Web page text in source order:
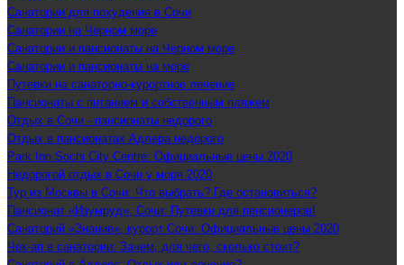
Санатории для похудения в Сочи
Санатории на Черном море
Санатории и пансионаты на Черном море
Санатории и пансионаты на море
Путевки на санаторно-курортное лечение
Пансионаты с питанием и собственным пляжем
Отдых в Сочи - пансионаты недорого
Отдых в пансионатах Адлера недорого
Park Inn Sochi City Centre: Официальные цены 2020
Недорогой отдых в Сочи у моря 2020
Тур из Москвы в Сочи: Что выбрать? Где остановиться?
Пансионат «Изумруд», Сочи: Путевки для пенсионеров!
Санаторий «Знание», курорт Сочи: Официальные цены 2020
Чек-ап в санатории: Зачем, для чего, сколько стоит?